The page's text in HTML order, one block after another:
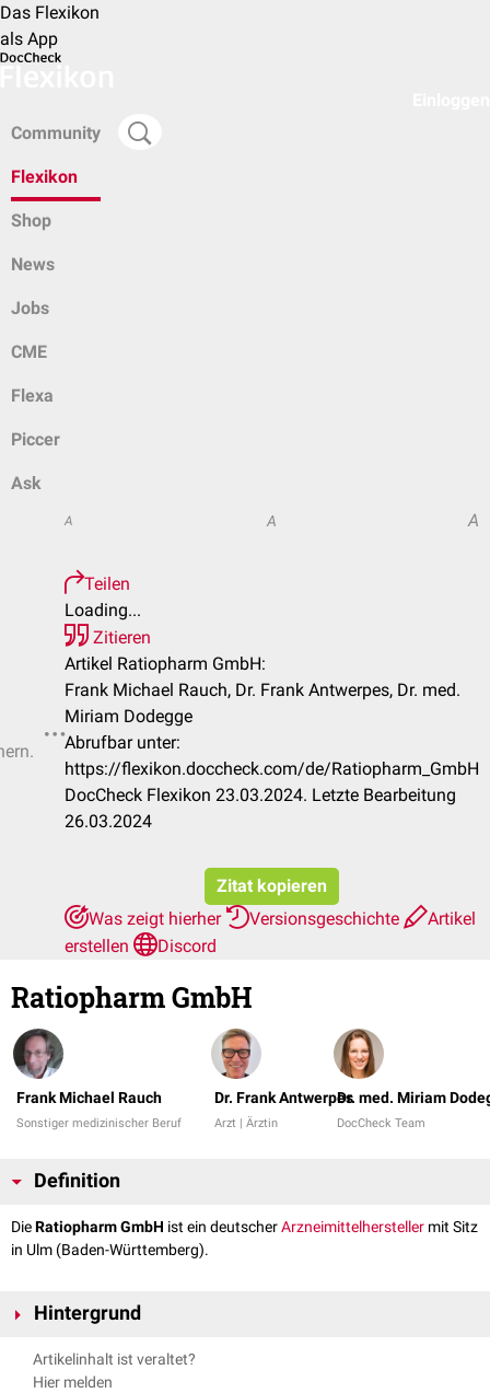
Das Flexikon
als App
Community
Flexikon
Shop
News
Jobs
CME
Flexa
Piccer
Ask
A A A
Teilen
Loading...
Zitieren
Artikel Ratiopharm GmbH:
Frank Michael Rauch, Dr. Frank Antwerpes, Dr. med.
Miriam Dodegge
Abrufbar unter:
https://flexikon.doccheck.com/de/Ratiopharm_GmbH
DocCheck Flexikon 23.03.2024. Letzte Bearbeitung
26.03.2024
Zitat kopieren
Was zeigt hierher
Versionsgeschichte
Artikel
erstellen
Discord
Ratiopharm GmbH
Frank Michael Rauch
Sonstiger medizinischer Beruf
Dr. Frank Antwerpes
Arzt | Ärztin
Dr. med. Miriam
DocCheck Team
Definition
DieRatiopharm GmbH ist ein deutscherArzneimittelhersteller mit Sitz
in Ulm (Baden-Württemberg).
Hintergrund
Das Unternehmen wurde 1973 von Adolf Merckle in Blaubeuren (etwa 16
Kilometer westlich von Ulm) als Tochtergesellschaft der
Artikelinhalt ist veraltet?
Hier melden